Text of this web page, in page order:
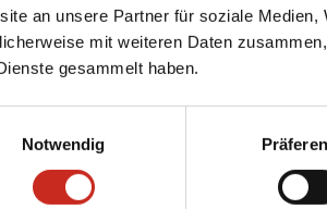
an unsere Partner für soziale
mit weiteren Daten
gesammelt haben.
Notwendig
besten telefonisch erreichen?
Datenschutzrichtlinie von Dimsum